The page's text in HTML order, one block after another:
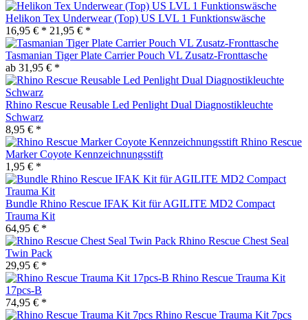
Helikon Tex Underwear (Top) US LVL 1 Funktionswäsche
16,95 € * 21,95 € *
Tasmanian Tiger Plate Carrier Pouch VL Zusatz-Fronttasche
ab 31,95 € *
Rhino Rescue Reusable Led Penlight Dual Diagnostikleuchte
Schwarz
8,95 € *
Rhino Rescue
Marker Coyote Kennzeichnungsstift
1,95 € *
Bundle Rhino Rescue IFAK Kit für AGILITE MD2 Compact
Trauma Kit
64,95 € *
Rhino Rescue Chest Seal
Twin Pack
29,95 € *
Rhino Rescue Trauma Kit
17pcs-B
74,95 € *
Rhino Rescue Trauma Kit 7pcs